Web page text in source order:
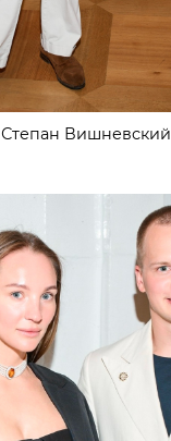
Степан Вишневский